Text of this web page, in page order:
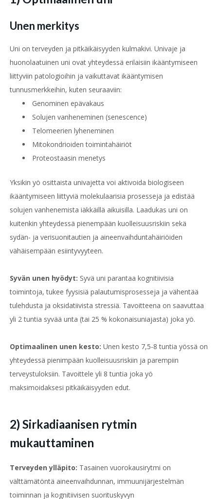
Unen merkitys
Uni on terveyden ja pitkäikäisyyden kulmakivi. Univaje ja
huonolaatuinen uni ovat yhteydessä erilaisiin ikääntymiseen
liittyviin patologioihin ja vaikuttavat ikääntymisen
tunnusmerkkeihin, kuten seuraaviin:
Genominen epävakaus
Solujen vanheneminen (senescence)
Telomeerien lyheneminen
Mitokondrioiden toimintahäiriöt
Proteostaasin menetys
Yksikin yö osittaista univajetta voi aktivoida biologiseen
ikääntymiseen liittyviä molekulaarisia prosesseja ja edistää
solujen vanhenemista iäkkäillä aikuisilla. Laadukas uni on
kuitenkin yhteydessä pienempään kuolleisuusriskiin sekä
sydän- ja verisuonitautien ja aineenvaihduntahäiriöiden
vähäisempään esiintyvyyteen.
Syvän unen hyödyt: Syvä uni parantaa kognitiivisia
toimintoja, tukee fyysisiä palautumisprosesseja ja vähentää
tulehdusta ja oksidatiivista stressiä. Tavoitteena on saavuttaa
yli 2 tuntia syvää unta (tai 25 % kokonaisuniajasta) joka yö.
Optimaalinen unen kesto: Unen kesto 7,5-8 tuntia yössä on
yhteydessä pienimpään kuolleisuusriskiin ja parempiin
terveystuloksiin. Tavoittele yli 8 tuntia joka yö
maksimoidaksesi pitkäikäisyyden edut.
2) Sirkadiaanisen rytmin
mukauttaminen
Terveyden ylläpito: Tasainen vuorokausirytmi on
välttämätöntä aineenvaihdunnan, immuunijärjestelmän
toiminnan ja kognitiivisen suorituskyvyn